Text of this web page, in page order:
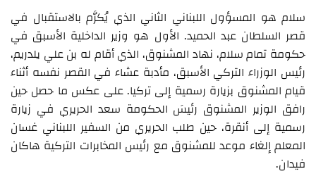
سلام هو المسؤول اللبناني الثاني الذي يُكرَّم بالاستقبال في
قصر السلطان عبد الحميد. الأول هو وزير الداخلية الأسبق في
حكومة تمام سلام، نهاد المشنوق، الذي أقام له بن علي يلدريم،
رئيس الوزراء التركي الأسبق، مأدبة عشاء في القصر نفسه أثناء
قيام المشنوق بزيارة رسمية إلى تركيا. على عكس ما حصل حين
رافق الوزير المشنوق رئيسَ الحكومة سعد الحريري في زيارة
رسمية إلى أنقرة، حين طلب الحريري من السفير اللبناني غسان
المعلم إلغاء موعد للمشنوق مع رئيس المخابرات التركية هاكان
فيدان.